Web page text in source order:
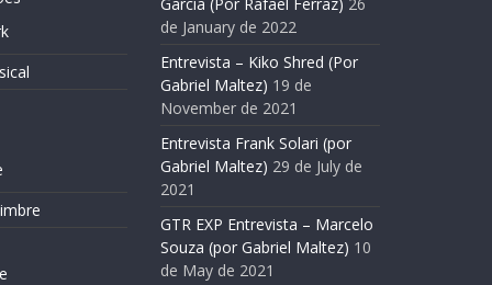
Entrevista Frank Solari (por
29 de July de 2021
de January de 2022
Entrevista – Kiko Shred (Por
Gabriel Maltez) 19 de
November de 2021
Entrevista Frank Solari (por
Gabriel Maltez) 29 de July de
2021
GTR EXP Entrevista – Marcelo
Souza (por Gabriel Maltez) 10
de May de 2021